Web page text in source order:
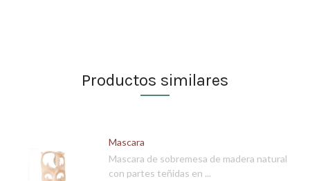
Productos similares
Mascara
Mascara de sobremesa de madera natural
con partes teñidas en ...